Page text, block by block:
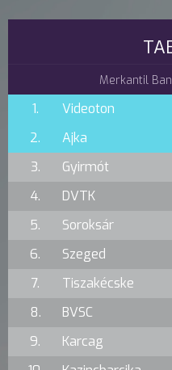
Merkantil
1. Videoton
2.
Ajka
3.
Gyirmót
4.
DVTK
5.
Soroksár
6.
Szeged
7.
Tiszakécske
8.
BVSC
9.
Karcag